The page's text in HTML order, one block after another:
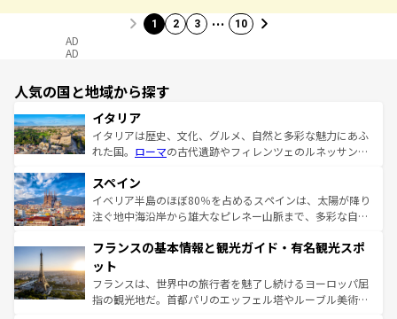
1 2 3 … 10
AD
AD
人気の国と地域から探す
イタリア
イタリアは歴史、文化、グルメ、自然と多彩な魅力にあふ
れた国。 ローマの古代遺跡やフィレンツェのルネッサンス
ろん、トスカーナの美しい田園風景やアマルフィ海岸の絶
景など、自然景観も見逃せない。観光の合間には、本場の
ピザやパスタなど、絶品のイタリア料理を堪能することも
ませてくれるイタリアで、忘れられない旅をしてみよう！
なお、新着のイタリア情報は
しい。
スペイン
イベリア半島のほぼ80％を占めるスペインは、太陽が降り
注ぐ地中海沿岸から雄大なピレネー山脈まで、多彩な自然
文化が根付くこの国では、情熱的なフラメンコ、熱気あふ
れる闘牛、そして美味しいタパスが生活の一部となってい
る。首都マドリードの洗練された雰囲気や、バルセロナの
アートに溢れた街角から、地方では古代ローマ遺跡や中世
フランスの基本情報と観光ガイド・有名観光スポ
ット
フランスは、世界中の旅行者を魅了し続けるヨーロッパ屈
指の観光地だ。首都パリのエッフェル塔やルーブル美術館